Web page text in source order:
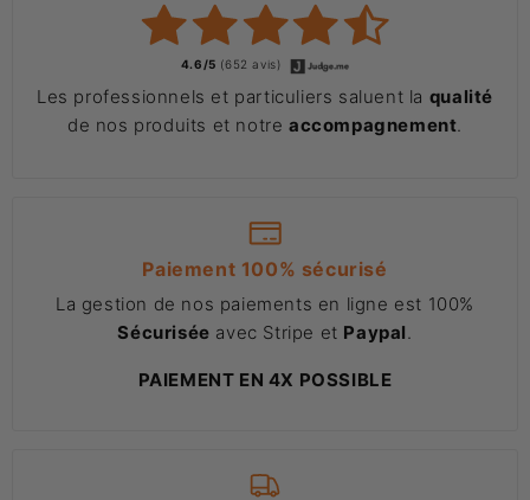
4.6/5 (652 avis)
Les professionnels et particuliers saluent la qualité
de nos produits et notre accompagnement
Paiement 100% sécurisé
La gestion de nos paiements en ligne est 100%
Sécurisée avec Stripe et Paypal
PAIEMENT EN 4X POSSIBLE